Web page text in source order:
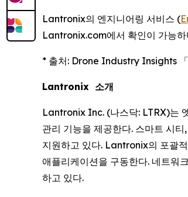
Lantronix의 엔지니어링 서비스 (
Lantronix.com에서 확인이 가능하
* 출처: Drone Industry Insights
Lantronix 소개
Lantronix Inc. (나스닥: LTRX)는
관리 기능을 제공한다. 스마트 시
지원하고 있다. Lantronix의 포괄
애플리케이션을 구동한다. 네트워
하고 있다.